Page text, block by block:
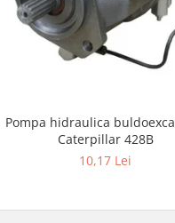
Pompa hidraulica
Caterpillar 428B
10,17 Lei